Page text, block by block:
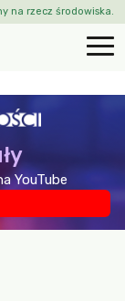
na rzecz środowiska.
YouTube